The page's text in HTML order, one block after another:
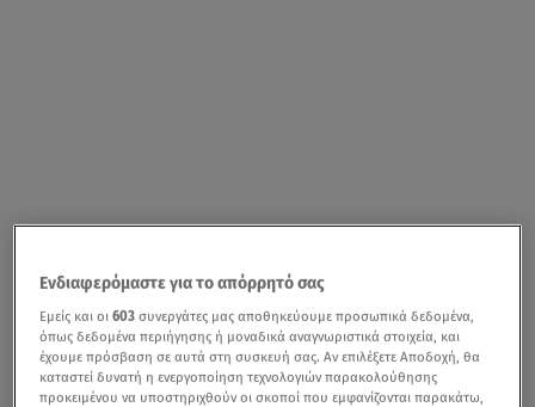
Ενδιαφερόμαστε για το απόρρητό σας
Εμείς και οι603 συνεργάτες μας αποθηκεύουμε προσωπικά δεδομένα,
όπως δεδομένα περιήγησης ή μοναδικά αναγνωριστικά στοιχεία, και
έχουμε πρόσβαση σε αυτά στη συσκευή σας. Αν επιλέξετε Αποδοχή, θα
καταστεί δυνατή η ενεργοποίηση τεχνολογιών παρακολούθησης
προκειμένου να υποστηριχθούν οι σκοποί που εμφανίζονται παρακάτω,